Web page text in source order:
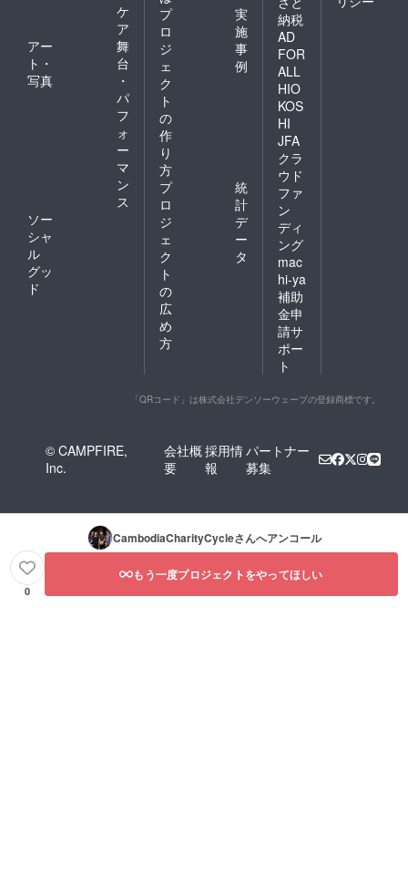
ケ
ア
アー
ト・
写真
舞
台
・
パ
フ
ォ
ー
マ
ン
ス
ソー
シャ
ル
グッ
ド
プ
ロ
ジ
ェ
ク
ト
の
作
り
方
実
施
事
例
プ
ロ
ジ
ェ
ク
ト
の
広
め
方
統
計
デ
ー
タ
納税
AD
FOR
ALL
HIO
KOS
HI
JFA
クラ
ウド
ファ
ン
ディ
ング
mac
hi-ya
補助
金申
請サ
ポー
ト
「QRコード」は株式会社デンソーウェーブの登録商標です。
© CAMPFIRE,
Inc.
会社概
要
採用情
報
パートナー
募集
CambodiaCharityCycleさんへアンコール
0
もう一度プロジェクトをやってほしい